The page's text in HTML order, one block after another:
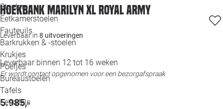
Stoelen
Eetkamerstoelen
Fauteuils
Barkrukken & -stoelen
Krukjes
Poefjes
Bureaustoelen
Tafels
Eettafels
Hoekbank Marilyn XL royal army
Leverbaar in 8 uitvoeringen
Leverbaar binnen 12 tot 16 weken
Er wordt contact opgenomen voor een bezorgafspraak
5.985,-